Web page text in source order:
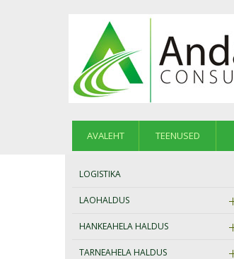
AVALEHT TEENUSED
LOGISTIKA
LAOHALDUS
HANKEAHELA HALDUS
TARNEAHELA HALDUS